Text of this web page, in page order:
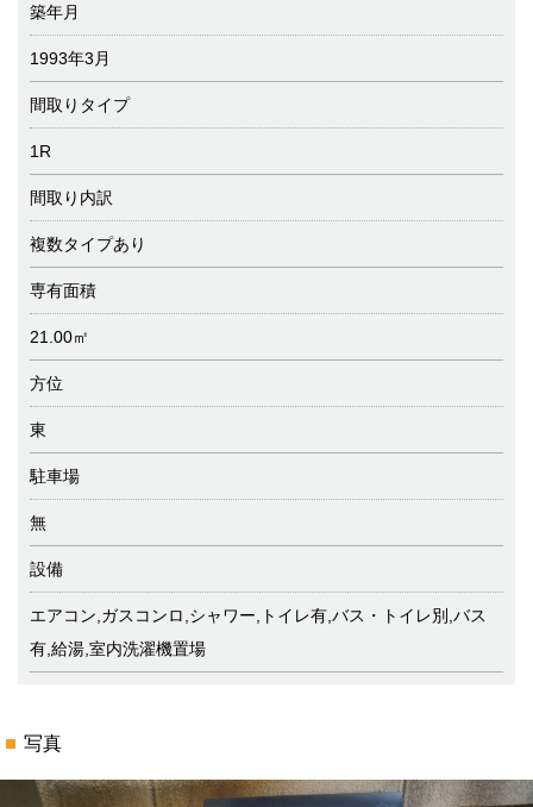
築年月
1993年3月
間取りタイプ
1R
間取り内訳
複数タイプあり
専有面積
21.00㎡
方位
東
駐車場
無
設備
エアコン,ガスコンロ,シャワー,トイレ有,バス・トイレ別,バス
有,給湯,室内洗濯機置場
写真